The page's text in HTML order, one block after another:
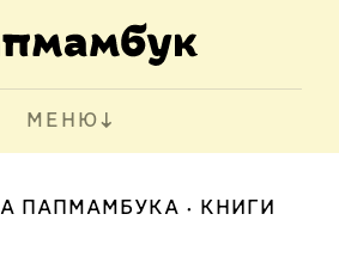
МЕНЮ
ПАПМАМБУКА КНИГИ